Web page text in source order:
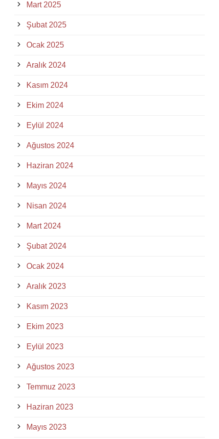
Mart 2025
Şubat 2025
Ocak 2025
Aralık 2024
Kasım 2024
Ekim 2024
Eylül 2024
Ağustos 2024
Haziran 2024
Mayıs 2024
Nisan 2024
Mart 2024
Şubat 2024
Ocak 2024
Aralık 2023
Kasım 2023
Ekim 2023
Eylül 2023
Ağustos 2023
Temmuz 2023
Haziran 2023
Mayıs 2023